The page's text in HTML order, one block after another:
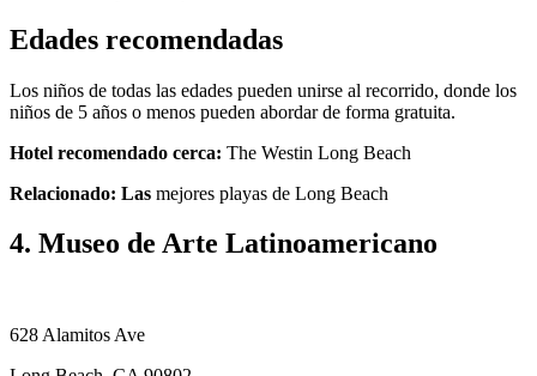
Edades recomendadas
Los niños de todas las edades pueden unirse al recorrido, donde los
niños de 5 años o menos pueden abordar de forma gratuita.
Hotel recomendado cerca: The Westin Long Beach
Relacionado: Las mejores playas de Long Beach
4. Museo de Arte Latinoamericano
628 Alamitos Ave